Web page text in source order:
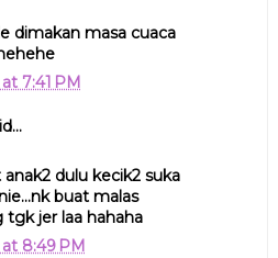
dimakan masa cuaca
7:41 PM
dulu kecik2 suka
buat malas
jer laa hahaha
at 8:49 PM